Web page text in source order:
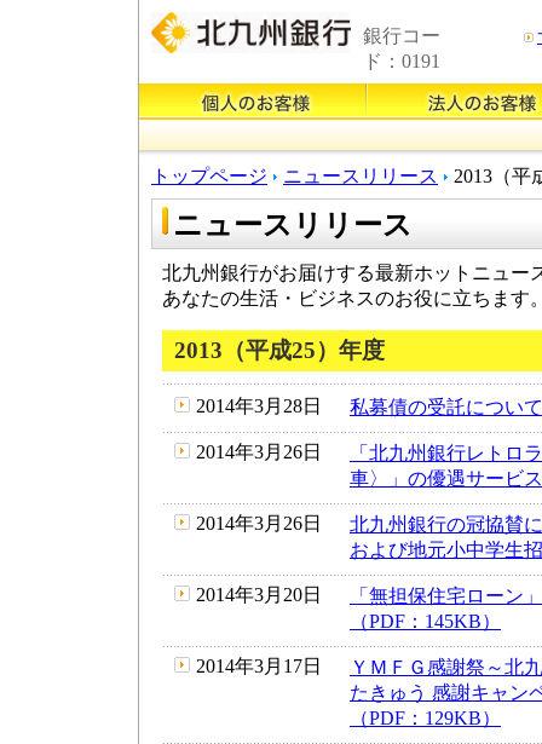
銀行コー
ド：0191
トップページ ニュースリリース 2013（平
ニュースリリース
北九州銀行がお届けする最新ホットニュー
あなたの生活・ビジネスのお役に立ちます
2013（平成25）年度
2014年3月28日 私募債の受託につい
2014年3月26日
「北九州銀行レトロ
車〉」の優遇サービ
2014年3月26日
北九州銀行の冠協賛
および地元小中学生
2014年3月20日
「無担保住宅ローン
（PDF：145KB）
2014年3月17日
ＹＭＦＧ感謝祭～北
たきゅう 感謝キャン
（PDF：129KB）